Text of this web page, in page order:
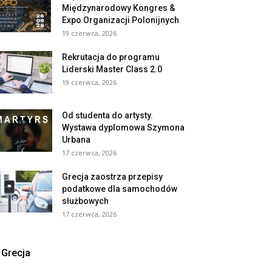
Międzynarodowy Kongres &
Expo Organizacji Polonijnych
19 czerwca, 2026
Rekrutacja do programu
Liderski Master Class 2.0
19 czerwca, 2026
Od studenta do artysty.
Wystawa dyplomowa Szymona
Urbana
17 czerwca, 2026
Grecja zaostrza przepisy
podatkowe dla samochodów
służbowych
17 czerwca, 2026
Grecja